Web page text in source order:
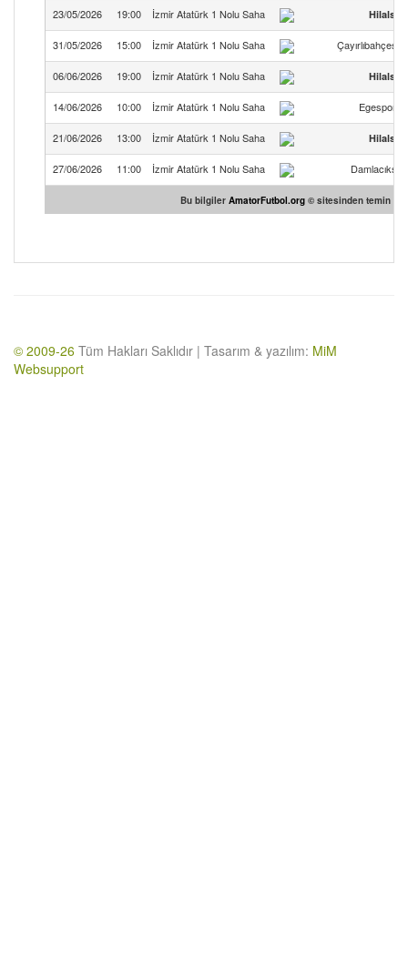
23/05/2026 19:00 İzmir Atatürk 1 Nolu Saha
31/05/2026 15:00 İzmir Atatürk 1 Nolu Saha
06/06/2026 19:00 İzmir Atatürk 1 Nolu Saha
14/06/2026 10:00 İzmir Atatürk 1 Nolu Saha Egespor
21/06/2026 13:00 İzmir Atatürk 1 Nolu Saha
27/06/2026 11:00 İzmir Atatürk 1 Nolu Saha
Bu bilgiler AmatorFutbol.org © sitesinden temin
© 2009-26 Tüm Hakları Saklıdır | Tasarım & yazılım: MiM
Websupport